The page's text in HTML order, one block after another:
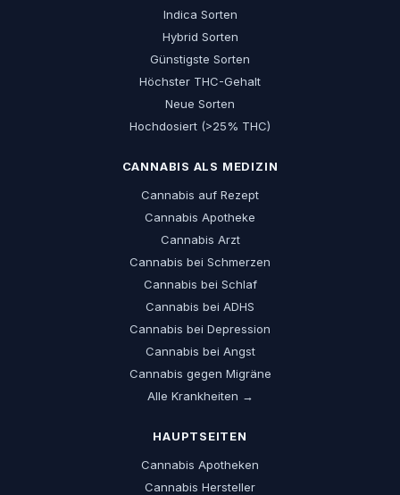
Indica Sorten
Hybrid Sorten
Günstigste Sorten
Höchster THC-Gehalt
Neue Sorten
Hochdosiert (>25% THC)
CANNABIS ALS MEDIZIN
Cannabis auf Rezept
Cannabis Apotheke
Cannabis Arzt
Cannabis bei Schmerzen
Cannabis bei Schlaf
Cannabis bei ADHS
Cannabis bei Depression
Cannabis bei Angst
Cannabis gegen Migräne
Alle Krankheiten →
HAUPTSEITEN
Cannabis Apotheken
Cannabis Hersteller